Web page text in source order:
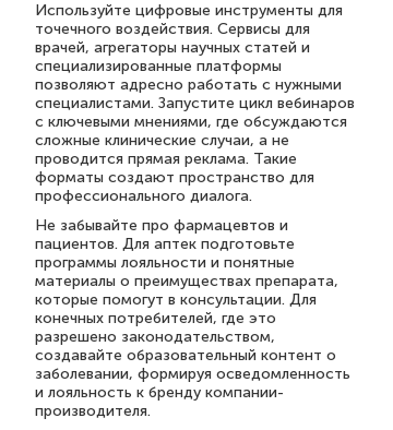
Используйте цифровые инструменты для
точечного воздействия. Сервисы для
врачей, агрегаторы научных статей и
специализированные платформы
позволяют адресно работать с нужными
специалистами. Запустите цикл вебинаров
с ключевыми мнениями, где обсуждаются
сложные клинические случаи, а не
проводится прямая реклама. Такие
форматы создают пространство для
профессионального диалога.
Не забывайте про фармацевтов и
пациентов. Для аптек подготовьте
программы лояльности и понятные
материалы о преимуществах препарата,
которые помогут в консультации. Для
конечных потребителей, где это
разрешено законодательством,
создавайте образовательный контент о
заболевании, формируя осведомленность
и лояльность к бренду компании-
производителя.